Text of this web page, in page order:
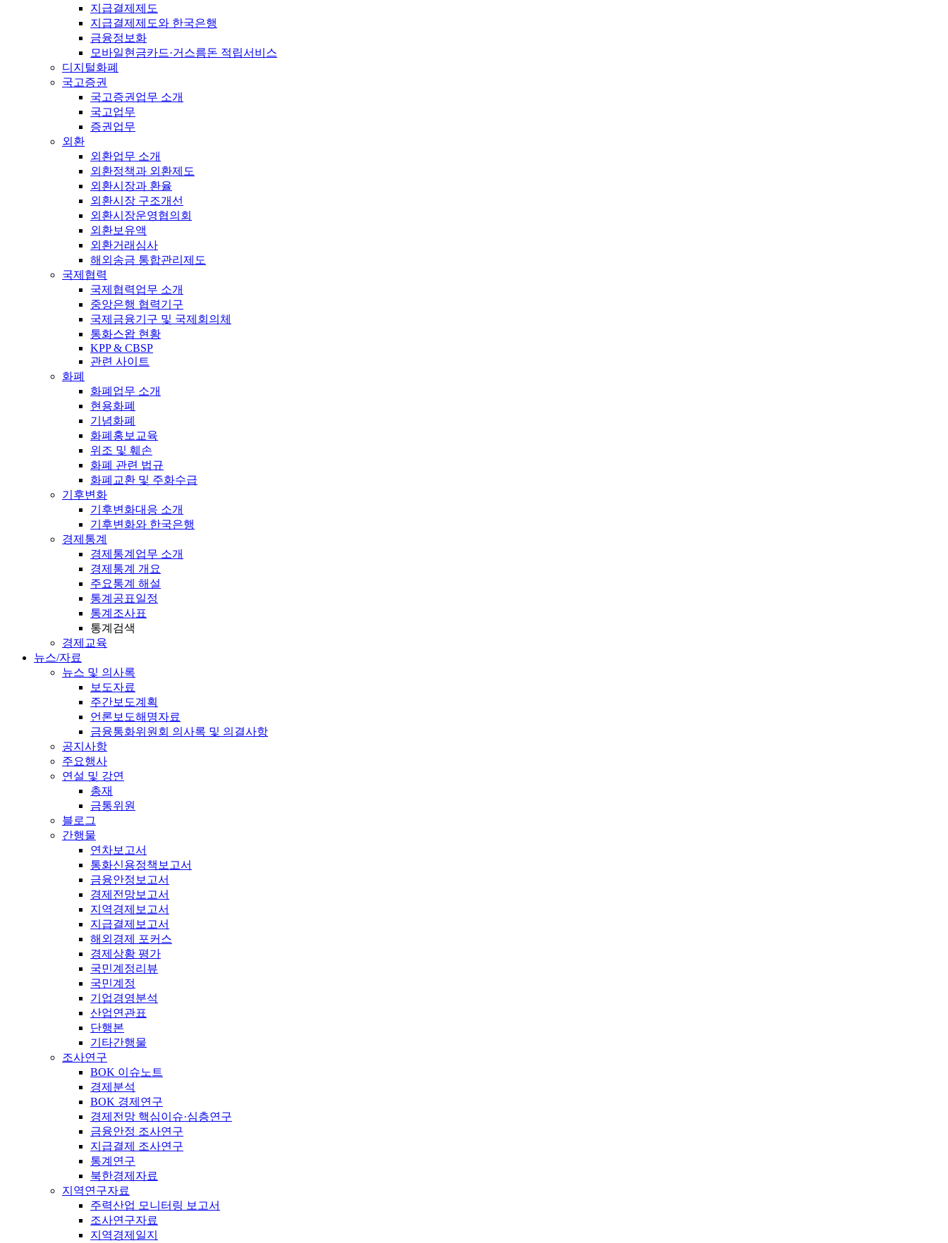
지급결제제도
지급결제제도와 한국은행
금융정보화
모바일현금카드·거스름돈 적립서비스
디지털화폐
국고증권
국고증권업무 소개
국고업무
증권업무
외환
외환업무 소개
외환정책과 외환제도
외환시장과 환율
외환시장 구조개선
외환시장운영협의회
외환보유액
외환거래심사
해외송금 통합관리제도
국제협력
국제협력업무 소개
중앙은행 협력기구
국제금융기구 및 국제회의체
통화스왑 현황
KPP & CBSP
관련 사이트
화폐
화폐업무 소개
현용화폐
기념화폐
화폐홍보교육
위조 및 훼손
화폐 관련 법규
화폐교환 및 주화수급
기후변화
기후변화대응 소개
기후변화와 한국은행
경제통계
경제통계업무 소개
경제통계 개요
주요통계 해설
통계공표일정
통계조사표
통계검색
경제교육
뉴스/자료
뉴스 및 의사록
보도자료
주간보도계획
언론보도해명자료
금융통화위원회 의사록 및 의결사항
공지사항
주요행사
연설 및 강연
총재
금통위원
블로그
간행물
연차보고서
통화신용정책보고서
금융안정보고서
경제전망보고서
지역경제보고서
지급결제보고서
해외경제 포커스
경제상황 평가
국민계정리뷰
국민계정
기업경영분석
산업연관표
단행본
기타간행물
조사연구
BOK 이슈노트
경제분석
BOK 경제연구
경제전망 핵심이슈·심층연구
금융안정 조사연구
지급결제 조사연구
통계연구
북한경제자료
지역연구자료
주력산업 모니터링 보고서
조사연구자료
지역경제일지